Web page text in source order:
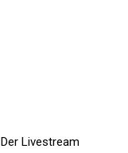
Der Livestream